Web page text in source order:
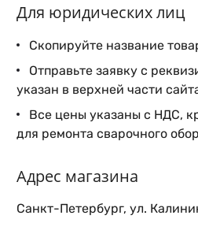
Для юридических лиц
Скопируйте название
Отправьте заявку с
указан в верхней части
Все цены указаны с НДС,
для ремонта сварочного
Адрес магазина
Санкт-Петербург, ул.